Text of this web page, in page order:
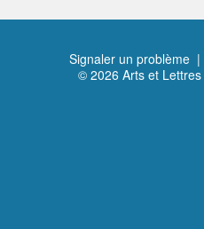
Signaler un problème |
© 2026 Arts et Lettres